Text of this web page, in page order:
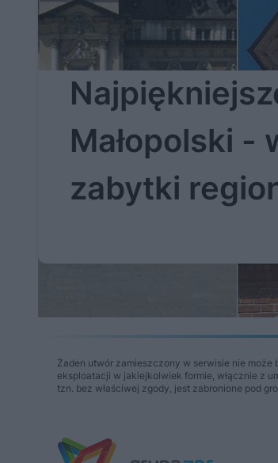
Małopolski -
zabytki
Żaden utwór zamieszczony w serwisie nie
eksploatacji w jakiejkolwiek formie, włącznie z
tzn. bez właściwej zgody, jest zabronione pod